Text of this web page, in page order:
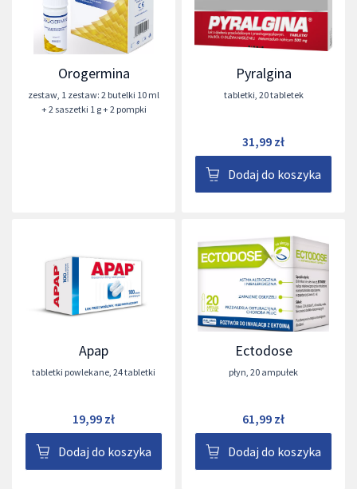
Orogermina
zestaw 1 zestaw: 2 butelki 10 ml
+ 2 saszetki 1 g + 2 pompki
Pyralgina
tabletki 20 tabletek
31,99 zł
Dodaj do koszyka
Apap
tabletki powlekane 24 tabletki
19,99 zł
Dodaj do koszyka
Ectodose
płyn 20 ampułek
61,99 zł
Dodaj do koszyka